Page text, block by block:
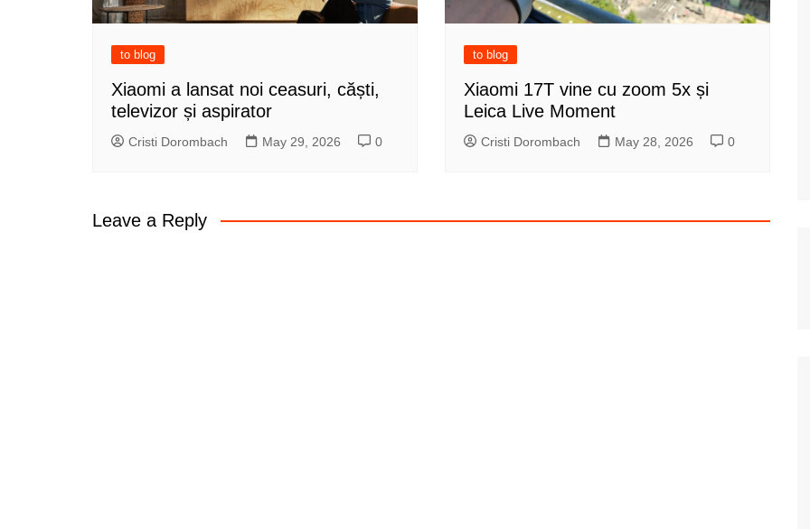
to blog
Xiaomi a lansat noi ceasuri, căști,
televizor și aspirator
Cristi Dorombach May 29, 2026 0
to blog
Xiaomi 17T vine cu zoom 5x și
Leica Live Moment
Cristi Dorombach May 28, 2026 0
Leave a Reply